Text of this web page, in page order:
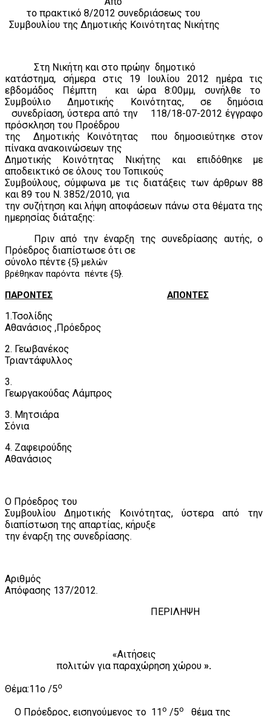
το πρακτικό 8/2012 συνεδριάσεως του
Συμβουλίου της Δημοτικής Κοινότητας Νικήτης
Στη Νικήτη και στο πρώην δημοτικό
κατάστημα, σήμερα στις 19 Ιουλίου 2012 ημέρα τις
εβδομάδος Πέμπτη
και ώρα 8:00μμ, συνήλθε το
Συμβούλιο Δημοτικής Κοινότητας, σε δημόσια
συνεδρίαση, ύστερα από την
118/18-07-2012 έγγραφο
πρόσκληση του Προέδρου
της
Δημοτικής Κοινότητας
που δημοσιεύτηκε στον
πίνακα ανακοινώσεων της
Δημοτικής Κοινότητας Νικήτης και επιδόθηκε με
αποδεικτικό σε όλους του Τοπικούς
Συμβούλους, σύμφωνα με τις διατάξεις των άρθρων 88
και 89 του Ν. 3852/2010, για
την συζήτηση και λήψη αποφάσεων πάνω στα θέματα της
ημερησίας διάταξης:
Πριν από την έναρξη της συνεδρίασης αυτής, ο
Πρόεδρος διαπίστωσε ότι σε
σύνολο πέντε {5} μελών
βρέθηκαν παρόντα πέντε {5}.
ΠΑΡΟΝΤΕΣ
ΑΠΟΝΤΕΣ
1.Τσολίδης
Αθανάσιος ,Πρόεδρος
2. Γεωβανέκος
Τριαντάφυλλος
3.
Γεωργακούδας Λάμπρος
3. Μητσιάρα
Σόνια
4. Ζαφειρούδης
Αθανάσιος
Ο Πρόεδρος του
Συμβουλίου Δημοτικής Κοινότητας, ύστερα από την
διαπίστωση της απαρτίας, κήρυξε
την έναρξη της συνεδρίασης.
Αριθμός
Απόφασης 137/2012.
ΠΕΡΙΛΗΨΗ
«Αιτήσεις
πολιτών για παραχώρηση χώρου».
Θέμα:11o /5ο
Ο Πρόεδρος, εισηγούμενος το 11 ο /5ο
θέμα της